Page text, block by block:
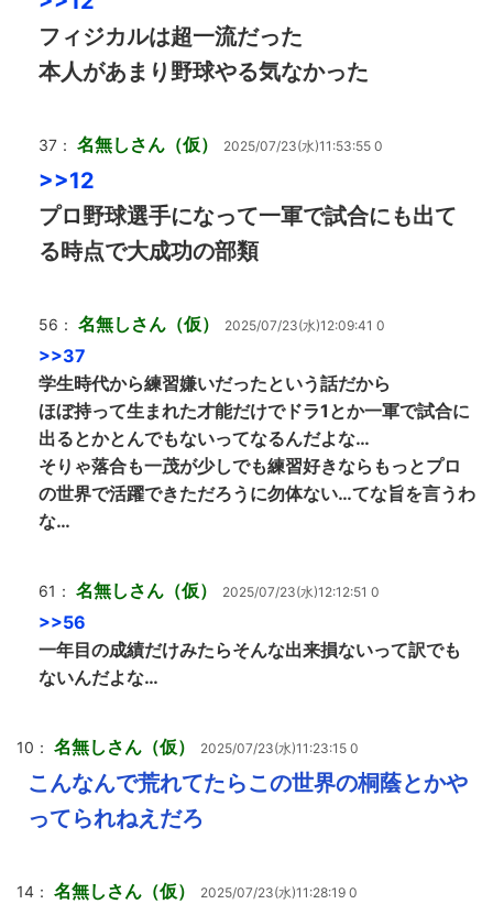
フィジカルは超一流だった
本人があまり野球やる気なかった
37： 名無しさん（仮） 2025/07/23(水)11:53:55 0
>>12
プロ野球選手になって一軍で試合にも出て
る時点で大成功の部類
56： 名無しさん（仮） 2025/07/23(水)12:09:41 0
>>37
学生時代から練習嫌いだったという話だから
ほぼ持って生まれた才能だけでドラ1とか一軍で試合に
出るとかとんでもないってなるんだよな…
そりゃ落合も一茂が少しでも練習好きならもっとプロ
の世界で活躍できただろうに勿体ない…てな旨を言うわ
な…
61： 名無しさん（仮） 2025/07/23(水)12:12:51 0
>>56
一年目の成績だけみたらそんな出来損ないって訳でも
ないんだよな…
10： 名無しさん（仮） 2025/07/23(水)11:23:15 0
こんなんで荒れてたらこの世界の桐蔭とかや
ってられねえだろ
14： 名無しさん（仮） 2025/07/23(水)11:28:19 0